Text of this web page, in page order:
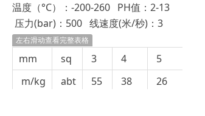
温度（°C）：-200-260 PH值：2-13
压力(bar)：500 线速度(米/秒)：3
左右滑动查看完整表格
mm sq 3 4 5
m/kg
abt 55 38 26